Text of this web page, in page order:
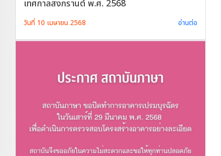
เทศกาลสงกรานต์ พ.ศ. 2568
วันที่ 10 เมษายน 2568 อ่านต่อ